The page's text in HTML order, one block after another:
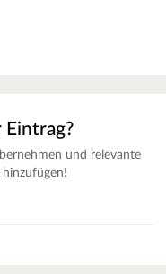
und relevante